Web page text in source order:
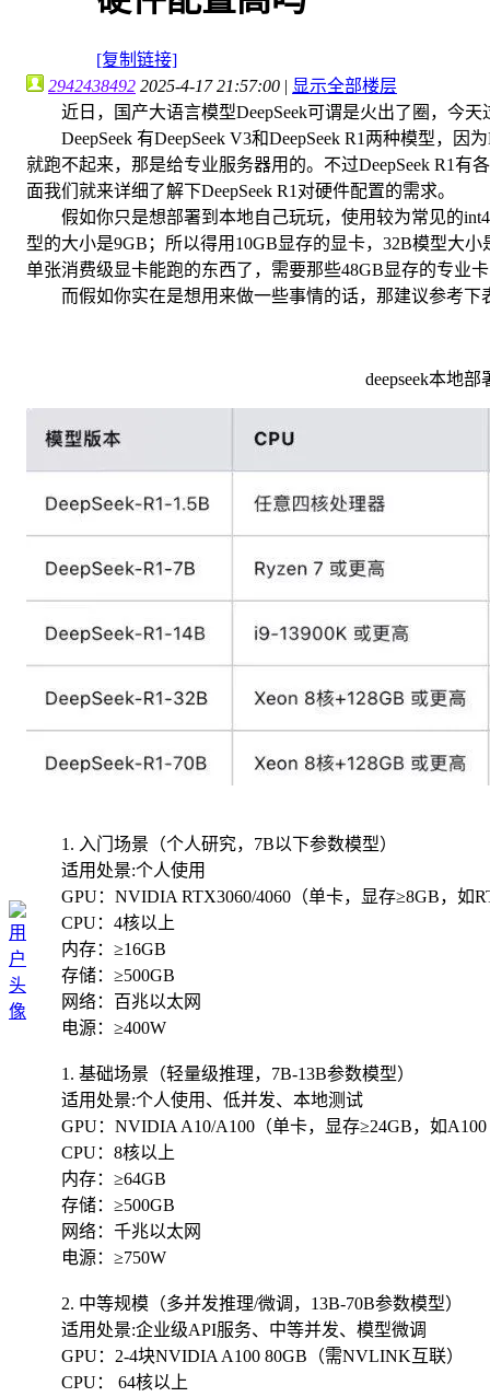
[复制链接]
2942438492 2025-4-17 21:57:00 | 显示全部楼层
近日，国产大语言模型DeepSeek可谓是火出了圈，今天
DeepSeek 有DeepSeek V3和DeepSeek R1两种模型，因
就跑不起来，那是给专业服务器用的。不过DeepSeek R1
面我们就来详细了解下DeepSeek R1对硬件配置的需求。
假如你只是想部署到本地自己玩玩，使用较为常见的int4
型的大小是9GB；所以得用10GB显存的显卡，32B模型大
单张消费级显卡能跑的东西了，需要那些48GB显存的专业
而假如你实在是想用来做一些事情的话，那建议参考下
deepseek本地
1. 入门场景（个人研究，7B以下参数模型）
适用处景:个人使用
GPU：NVIDIA RTX3060/4060（单卡，显存≥8GB，如
CPU：4核以上
内存：≥16GB
存储：≥500GB
网络：百兆以太网
电源：≥400W
1. 基础场景（轻量级推理，7B-13B参数模型）
适用处景:个人使用、低并发、本地测试
GPU：NVIDIA A10/A100（单卡，显存≥24GB，如A100
CPU：8核以上
内存：≥64GB
存储：≥500GB
网络：千兆以太网
电源：≥750W
2. 中等规模（多并发推理/微调，13B-70B参数模型）
适用处景:企业级API服务、中等并发、模型微调
GPU：2-4块NVIDIA A100 80GB（需NVLINK互联）
CPU： 64核以上